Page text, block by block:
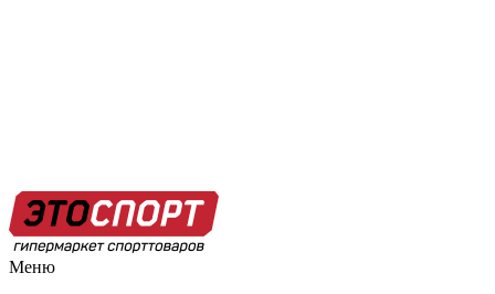
Меню